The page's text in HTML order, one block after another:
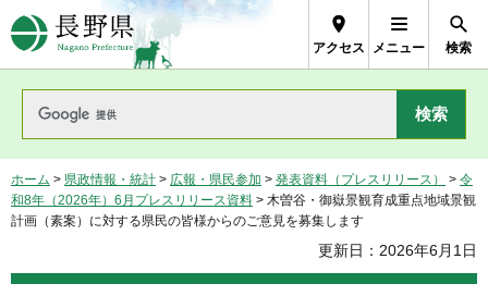
長野県Nagano Prefecture
アクセス メニュー 検索
ホーム > 県政情報・統計 > 広報・県民参加 > 発表資料（プレスリリース） > 令
和8年（2026年）6月プレスリリース資料 > 木曽谷・御嶽景観育成重点地域景観
計画（素案）に対する県民の皆様からのご意見を募集します
更新日：2026年6月1日